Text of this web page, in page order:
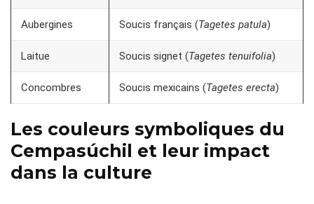
Aubergines Soucis français (Tagetes patula)
Laitue Soucis signet (Tagetes tenuifolia)
Concombres Soucis mexicains (Tagetes erecta)
Les couleurs symboliques du
Cempasúchil et leur impact
dans la culture